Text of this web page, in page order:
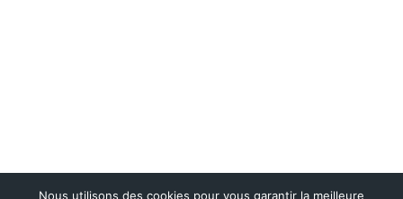
Nous utilisons des cookies pour vous garantir la meilleure